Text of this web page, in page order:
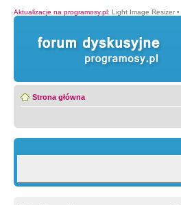
Aktualizacje na programosy.pl: Light Image Resizer •
Strona główna